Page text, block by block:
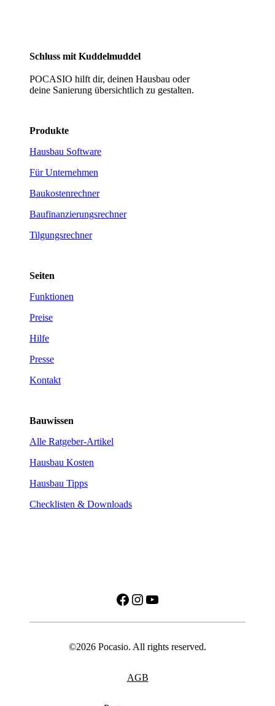
Schluss mit Kuddelmuddel
POCASIO hilft dir, deinen Hausbau oder
deine Sanierung übersichtlich zu gestalten.
Produkte
Hausbau Software
Für Unternehmen
Baukostenrechner
Baufinanzierungsrechner
Tilgungsrechner
Seiten
Funktionen
Preise
Hilfe
Presse
Kontakt
Bauwissen
Alle Ratgeber-Artikel
Hausbau Kosten
Hausbau Tipps
Checklisten & Downloads
Facebook
Instagram
YouTube
©2026 Pocasio. All rights reserved.
AGB